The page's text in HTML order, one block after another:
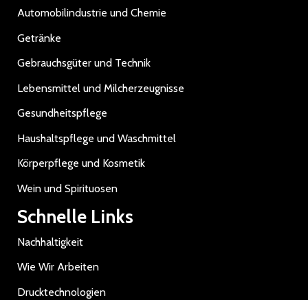
Automobilindustrie und Chemie
Getränke
Gebrauchsgüter und Technik
Lebensmittel und Milcherzeugnisse
Gesundheitspflege
Haushaltspflege und Waschmittel
Körperpflege und Kosmetik
Wein und Spirituosen
Schnelle Links
Nachhaltigkeit
Wie Wir Arbeiten
Drucktechnologien